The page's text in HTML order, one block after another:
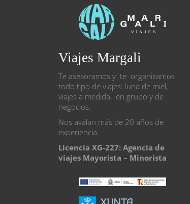
Viajes Margali
Te asesoramos y te organizamos
todo tipo de viajes: luna de miel,
viajes a medida, en grupo y de
negocios.
Nos avalan más de 20 años de
experiencia.
Licencia XG-227: Agencia de
viajes Mayorista – Minorista